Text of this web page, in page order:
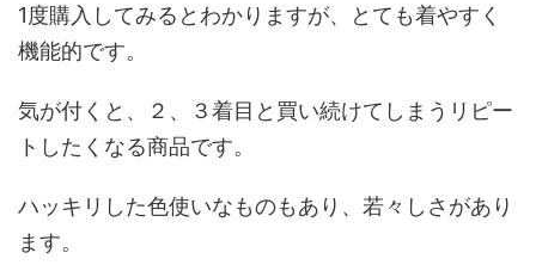
1度購入してみるとわかりますが、とても着やすく
機能的です。
気が付くと、２、３着目と買い続けてしまうリピー
トしたくなる商品です。
ハッキリした色使いなものもあり、若々しさがあり
ます。